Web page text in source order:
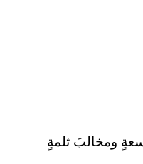
ومخالبَ ثلمةٍ